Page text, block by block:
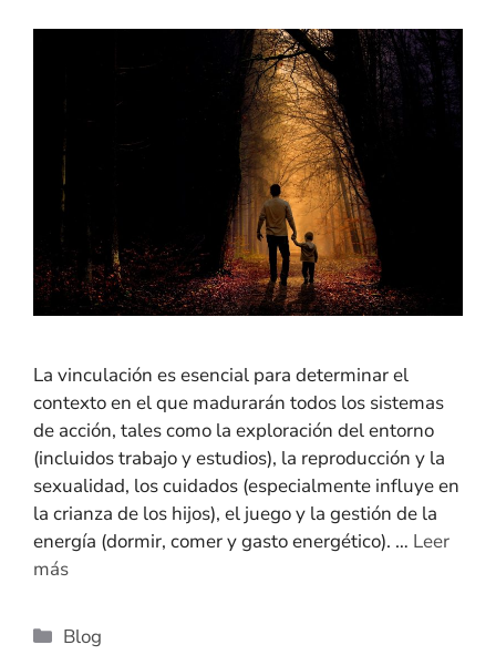
La vinculación es esencial para determinar el
contexto en el que madurarán todos los sistemas
de acción, tales como la exploración del entorno
(incluidos trabajo y estudios), la reproducción y la
sexualidad, los cuidados (especialmente influye en
la crianza de los hijos), el juego y la gestión de la
energía (dormir, comer y gasto energético). … Leer
más
Blog